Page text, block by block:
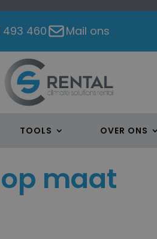
493 460 Mail ons
TOOLS OVER ONS
maat